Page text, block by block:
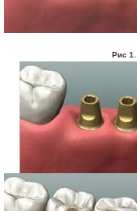
Рис